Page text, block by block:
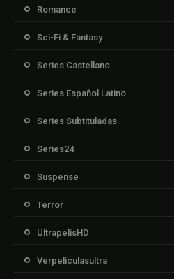
Romance
Sci-Fi & Fantasy
Series Castellano
Series Español Latino
Series Subtituladas
Series24
Suspense
Terror
UltrapelisHD
Verpeliculasultra